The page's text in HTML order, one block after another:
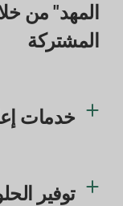
المهد" من
المشتركة
خدمات
توفير